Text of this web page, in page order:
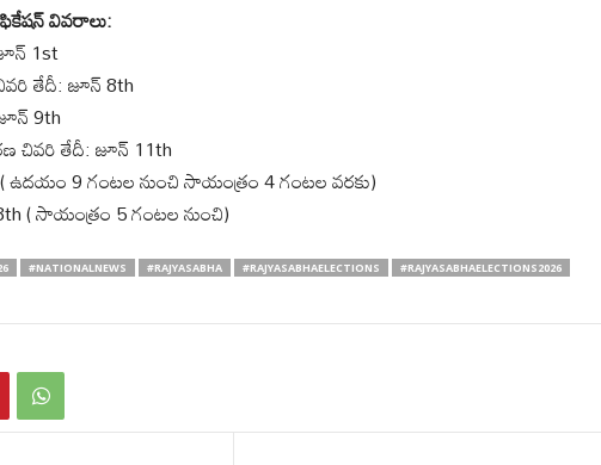
వివరాలు:
1st
తేదీ: జూన్ 8th
9th
చివరి తేదీ: జూన్ 11th
( ఉదయం 9 గంటల నుంచి సాయంత్రం 4 గంటల వరకు)
( సాయంత్రం 5 గంటల నుంచి)
#NATIONALNEWS #RAJYASABHA #RAJYASABHAELECTIONS
#RAJYASABHAELECTIONS2026